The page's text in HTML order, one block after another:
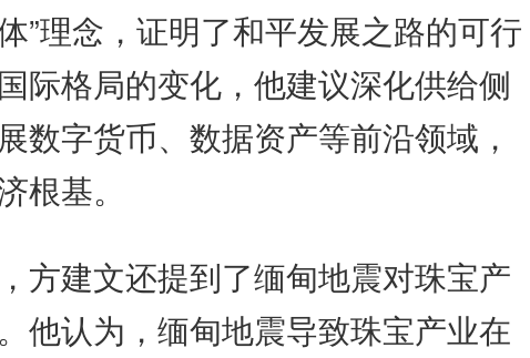
”理念，证明了和平发展之路的可行
际格局的变化，他建议深化供给侧
数字货币、数据资产等前沿领域，
根基。
建文还提到了缅甸地震对珠宝产
他认为，缅甸地震导致珠宝产业在